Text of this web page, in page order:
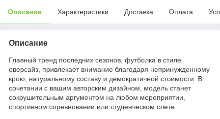
Описание Характеристики Доставка Оплата
Описание
Главный тренд последних сезонов, футболка в стиле
оверсайз, привлекает внимание благодаря непринужденному
крою, натуральному составу и демократичной стоимости. В
сочетании с вашим авторским дизайном, модель станет
сокрушительным аргументом на любом мероприятии,
спортивном соревновании или студенческом слете.